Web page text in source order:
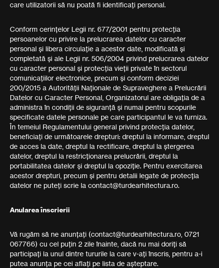
care utilizatorii să nu poată fi identificați personal.
Conform cerințelor Legii nr. 677/2001 pentru protecția
persoanelor cu privire la prelucrarea datelor cu caracter
personal și libera circulație a acestor date, modificată și
completată și ale Legii nr. 506/2004 privind prelucrarea datelor
cu caracter personal și protecția vieții private în sectorul
comunicațiilor electronice, precum și conform deciziei
200/2015 a Autorității Naționale de Supraveghere a Prelucrării
Datelor cu Caracter Personal, Organizatorul are obligația de a
administra în condiții de siguranță și numai pentru scopurile
specificate datele personale pe care participantul le va furniza.
În temeiul Regulamentului general privind protecția datelor,
beneficiați de următoarele drepturi: dreptul la informare, dreptul
de acces la date, dreptul la rectificare, dreptul la ștergerea
datelor, dreptul la restricționarea prelucrării, dreptul la
portabilitatea datelor și dreptul la opoziție. Pentru exercitarea
acestor drepturi, precum și pentru detalii legate de protecția
datelor ne puteți scrie la contact@turdearhitectura.ro.
Anularea înscrierii
Vă rugăm să ne anunțați (contact@turdearhitectura.ro, 0721
067766) cu cel puțin 2 zile înainte, dacă nu mai doriți să
participați la unul dintre tururile la care v-ați înscris, pentru a-i
putea anunța pe cei aflați pe lista de așteptare.